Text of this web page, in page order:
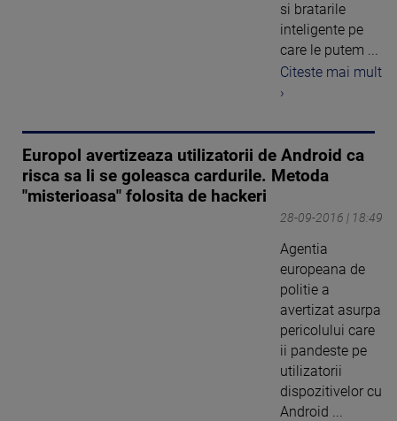
si bratarile
inteligente pe
care le putem ...
Citeste mai mult
›
Europol avertizeaza utilizatorii de Android ca
risca sa li se goleasca cardurile. Metoda
"misterioasa" folosita de hackeri
28-09-2016 | 18:49
Agentia
europeana de
politie a
avertizat asurpa
pericolului care
ii pandeste pe
utilizatorii
dispozitivelor cu
Android ...